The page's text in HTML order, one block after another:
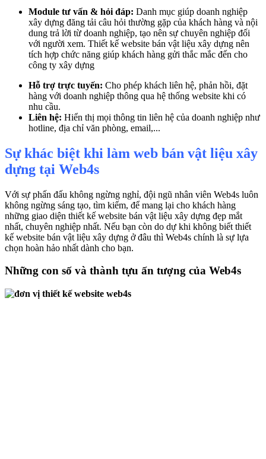
Module tư vấn & hỏi đáp: Danh mục giúp doanh nghiệp
xây dựng đăng tải câu hỏi thường gặp của khách hàng và nội
dung trả lời từ doanh nghiệp, tạo nên sự chuyên nghiệp đối
với người xem. Thiết kế website bán vật liệu xây dựng nên
tích hợp chức năng giúp khách hàng gửi thắc mắc đến cho
công ty xây dựng
Hỗ trợ trực tuyến: Cho phép khách liên hệ, phản hồi, đặt
hàng với doanh nghiệp thông qua hệ thống website khi có
nhu cầu.
Liên hệ: Hiển thị mọi thông tin liên hệ của doanh nghiệp như
hotline, địa chỉ văn phòng, email,...
Sự khác biệt khi làm web bán vật liệu xây
dựng tại Web4s
Với sự phấn đấu không ngừng nghỉ, đội ngũ nhân viên Web4s luôn
không ngừng sáng tạo, tìm kiếm, để mang lại cho khách hàng
những giao diện thiết kế website bán vật liệu xây dựng đẹp mắt
nhất, chuyên nghiệp nhất. Nếu bạn còn do dự khi không biết thiết
kế website bán vật liệu xây dựng ở đâu thì Web4s chính là sự lựa
chọn hoàn hảo nhất dành cho bạn.
Những con số và thành tựu ấn tượng của Web4s